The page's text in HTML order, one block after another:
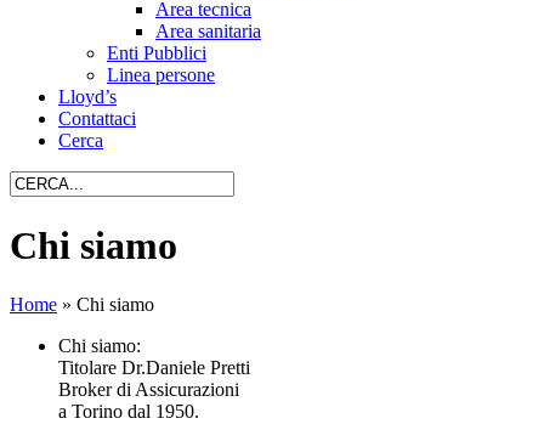
Area tecnica
Area sanitaria
Enti Pubblici
Linea persone
Lloyd’s
Contattaci
Cerca
Chi siamo
Home » Chi siamo
Chi siamo:
Titolare Dr.Daniele Pretti
Broker di Assicurazioni
a Torino dal 1950.